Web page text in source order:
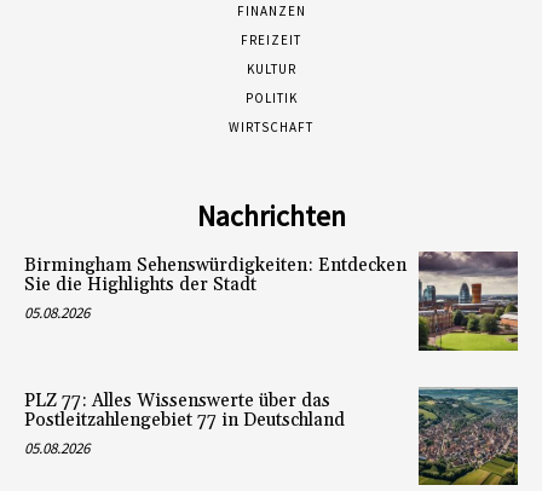
FINANZEN
FREIZEIT
KULTUR
POLITIK
WIRTSCHAFT
Nachrichten
Birmingham Sehenswürdigkeiten: Entdecken
Sie die Highlights der Stadt
05.08.2026
PLZ 77: Alles Wissenswerte über das
Postleitzahlengebiet 77 in Deutschland
05.08.2026